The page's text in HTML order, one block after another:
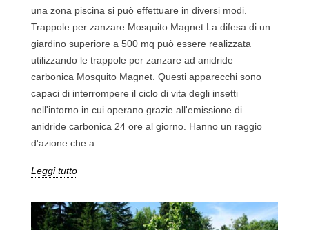
una zona piscina si può effettuare in diversi modi.
Trappole per zanzare Mosquito Magnet La difesa di un
giardino superiore a 500 mq può essere realizzata
utilizzando le trappole per zanzare ad anidride
carbonica Mosquito Magnet. Questi apparecchi sono
capaci di interrompere il ciclo di vita degli insetti
nell'intorno in cui operano grazie all'emissione di
anidride carbonica 24 ore al giorno. Hanno un raggio
d'azione che a...
Leggi tutto